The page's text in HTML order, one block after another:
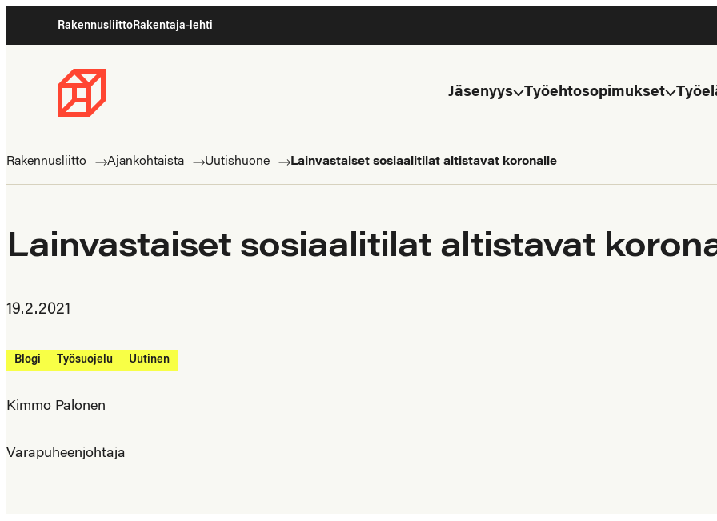
suoraan
RakennusliittoRakentaja-lehti
Rakennusliitto
ammattilaisten
Jäsenyys Työehtosopimukset
Rakennusliitto Ajankohtaista Uutishuone Lainvastaiset sosiaalitilat altistavat koronalle
Lainvastaiset sosiaalitilat altistavat
19.2.2021
Blogi Työsuojelu Uutinen
Kimmo Palonen
Varapuheenjohtaja